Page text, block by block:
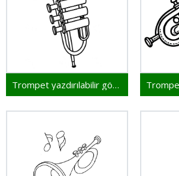
Trompet yazdırılabilir görsel